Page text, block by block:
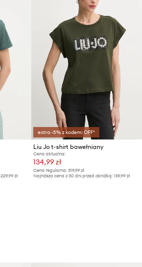
229,99 zł
extra -5% z kodem: OFF*
Liu Jo t-shirt bawełniany
Cena aktualna:
134,99 zł
Cena regularna: 319,99 zł
Najniższa cena z 30 dni przed obniżką: 139,99 zł